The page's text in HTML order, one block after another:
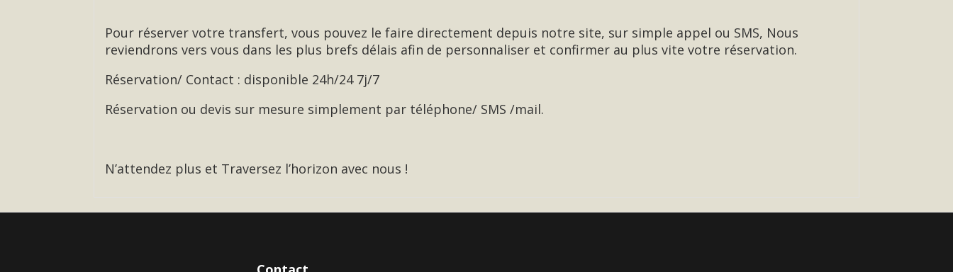
Pour réserver votre transfert, vous pouvez le faire directement depuis notre site, sur simple appel ou SMS, Nous
reviendrons vers vous dans les plus brefs délais afin de personnaliser et confirmer au plus vite votre réservation.
Réservation/ Contact : disponible 24h/24 7j/7
Réservation ou devis sur mesure simplement par téléphone/ SMS /mail.
N’attendez plus et Traversez l’horizon avec nous !